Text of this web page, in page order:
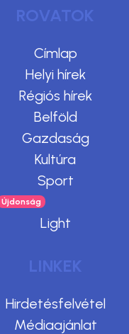
ROVATOK
Címlap
Helyi hírek
Régiós hírek
Belföld
Gazdaság
Kultúra
Sport
Light
LINKEK
Hirdetésfelvétel
Médiaajánlat